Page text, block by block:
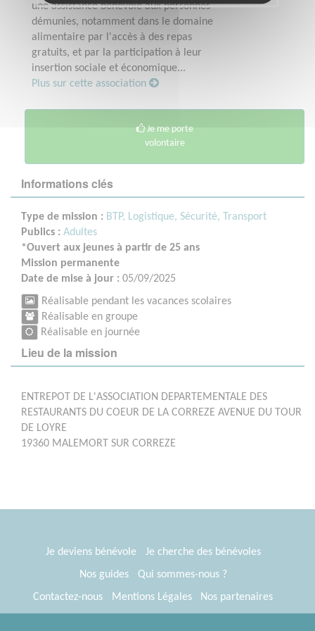
une assistance bénévole aux personnes
démunies, notamment dans le domaine
alimentaire par l'accès à des repas
gratuits, et par la participation à leur
insertion sociale et économique...
Plus sur cette association
Je me porte
volontaire
Informations clés
Type de mission : BTP, Logistique, Sécurité, Transport
Publics : Adultes
*Ouvert aux jeunes à partir de 25 ans
Mission permanente
Date de mise à jour : 05/09/2025
Réalisable pendant les vacances scolaires
Réalisable en groupe
Réalisable en journée
Lieu de la mission
ENTREPOT DE L'ASSOCIATION DEPARTEMENTALE DES
RESTAURANTS DU COEUR DE LA CORREZE AVENUE DU TOUR
DE LOYRE
19360 MALEMORT SUR CORREZE
Je deviens bénévole
Je cherche des bénévoles
Nos guides
Qui sommes-nous ?
Contactez-nous
Mentions Légales
Nos partenaires